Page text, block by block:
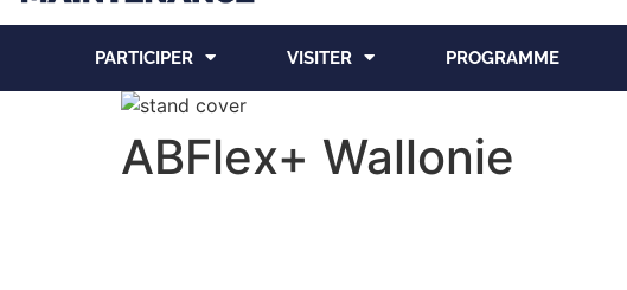
PARTICIPER VISITER PROGRAMME
ABFlex+ Wallonie